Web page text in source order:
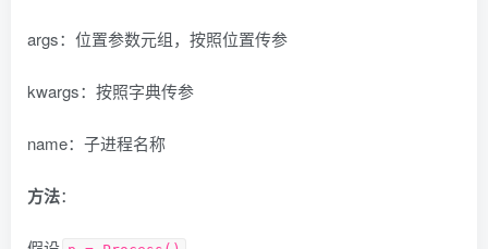
args：位置参数元组，按照位置传参
kwargs：按照字典传参
name：子进程名称
方法：